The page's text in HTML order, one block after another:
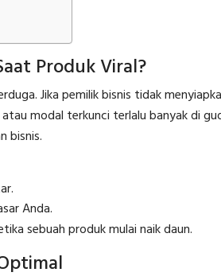
Produk Viral?
Jika pemilik bisnis tidak
modal terkunci terlalu banyak di
bisnis.
Anda.
sebuah produk mulai naik daun.